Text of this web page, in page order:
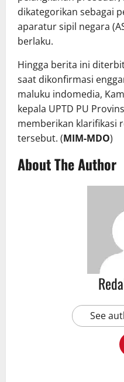
dikategorikan sebagai
aparatur sipil negara
berlaku.
Hingga berita ini
saat dikonfirmasi
maluku indomedia,
kepala UPTD PU
memberikan klarifikasi
tersebut. (MIM-MDO)
About The Author
See